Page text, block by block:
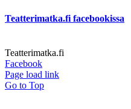
Teatterimatka.fi facebookissa
Teatterimatka.fi
Facebook
Page load link
Go to Top